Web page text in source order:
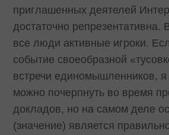
приглашенных деятелей
достаточно
все люди активные игроки.
событие своеобразной
встречи единомышленников, я
можно почерпнуть во время
докладов, но на самом деле
(значение) является